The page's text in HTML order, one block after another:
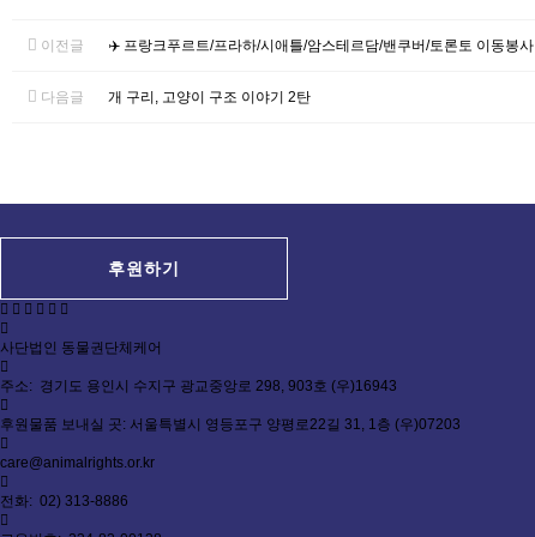
이전글 ✈️ 프랑크푸르트/프라하/시애틀/암스테르담/밴쿠버/토론토 이동봉사
다음글 개 구리, 고양이 구조 이야기 2탄
후원하기
사단법인 동물권단체케어
주소: 경기도 용인시 수지구 광교중앙로 298, 903호 (우)16943
후원물품 보내실 곳: 서울특별시 영등포구 양평로22길 31, 1층 (우)07203
care@animalrights.or.kr
전화: 02) 313-8886